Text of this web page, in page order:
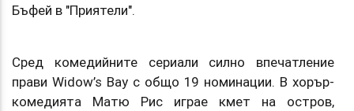
Бъфей в "Приятели".
Сред комедийните сериали силно впечатление
прави Widow’s Bay с общо 19 номинации. В хорър-
комедията Матю Рис играе кмет на остров,